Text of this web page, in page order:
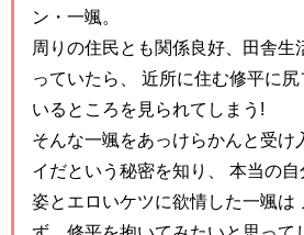
ン・一颯。
周りの住民とも関係良好、田舎生
っていたら、 近所に住む修平に
いるところを見られてしまう!
そんな一颯をあっけらかんと受け
イだという秘密を知り、 本当の
姿とエロいケツに欲情した一颯は